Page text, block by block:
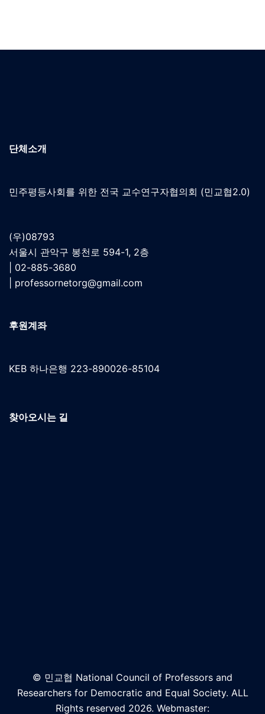
단체소개
민주평등사회를 위한 전국 교수연구자협의회 (민교협2.0)
(우)08793
서울시 관악구 봉천로 594-1, 2층
| 02-885-3680
professornetorg@gmail.com
후원계좌
KEB 하나은행 223-890026-85104
찾아오시는 길
© 민교협 National Council of Professors and
Researchers for Democratic and Equal Society. ALL
Rights reserved 2026. Webmaster: